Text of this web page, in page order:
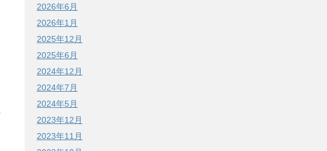
2026年6月
2026年1月
2025年12月
2025年6月
2024年12月
2024年7月
2024年5月
2023年12月
2023年11月